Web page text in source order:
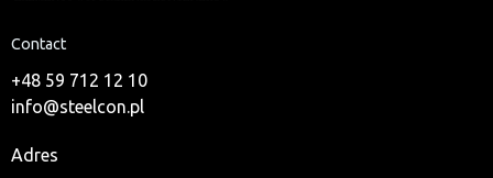
Contact
+48 59 712 12 10
info@steelcon.pl
Adres